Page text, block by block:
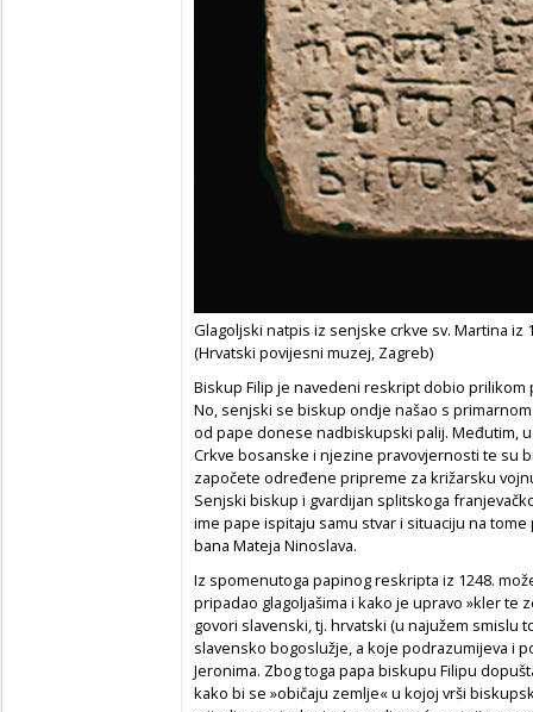
Glagoljski natpis iz senjske crkve sv. Martina iz
(Hrvatski povijesni muzej, Zagreb)
Biskup Filip je navedeni reskript dobio prilikom
No, senjski se biskup ondje našao s
od pape donese nadbiskupski palij. Međutim,
Crkve bosanske i njezine pravovjernosti te su
započete određene pripreme za križarsku
Senjski biskup i gvardijan splitskoga
ime pape ispitaju samu stvar i situaciju na
bana Mateja Ninoslava.
Iz spomenutoga papinog reskripta iz 1248.
pripadao glagoljašima i kako je upravo »kler te
govori slavenski, tj. hrvatski (u najužem smislu
slavensko bogoslužje, a koje podrazumijeva i
Jeronima. Zbog toga papa biskupu Filipu
kako bi se »običaju zemlje« u kojoj vrši